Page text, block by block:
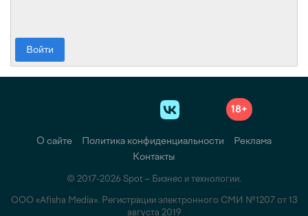
Войти
18+
О сайте Политика конфиденциальности
Реклама
Контакты
© 2017-2026 Spot – Бизнес и технологии.
ООО «Afisha Media». Регистрации электронного СМИ №1207 от 13
августа 2019